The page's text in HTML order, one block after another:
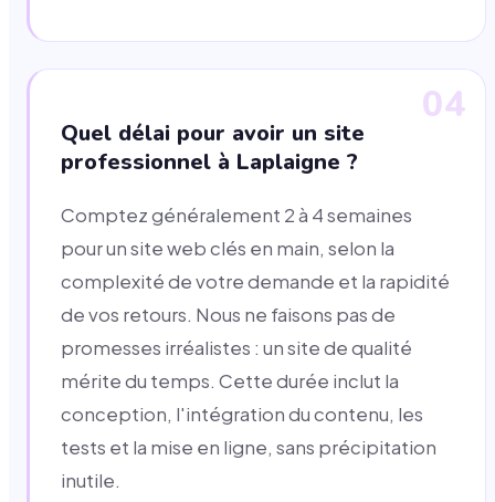
04
Quel délai pour avoir un site
professionnel à Laplaigne ?
Comptez généralement 2 à 4 semaines
pour un site web clés en main, selon la
complexité de votre demande et la rapidité
de vos retours. Nous ne faisons pas de
promesses irréalistes : un site de qualité
mérite du temps. Cette durée inclut la
conception, l'intégration du contenu, les
tests et la mise en ligne, sans précipitation
inutile.